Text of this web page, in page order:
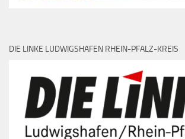
DIE LINKE LUDWIGSHAFEN RHEIN-PFALZ-KREIS